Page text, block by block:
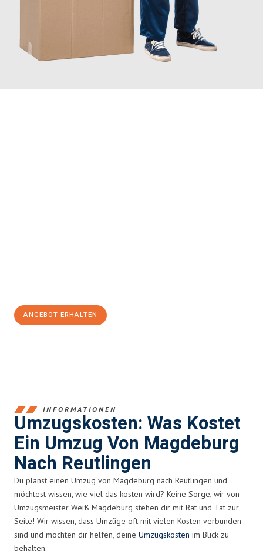
ANGEBOT ERHALTEN
INFORMATIONEN
Umzugskosten: Was Kostet
Ein Umzug Von Magdeburg
Nach Reutlingen
Du planst einen Umzug von Magdeburg nach Reutlingen und
möchtest wissen, wie viel das kosten wird? Keine Sorge, wir von
Umzugsmeister Weiß Magdeburg stehen dir mit Rat und Tat zur
Seite! Wir wissen, dass Umzüge oft mit vielen Kosten verbunden
sind und möchten dir helfen, deine Umzugskosten im Blick zu
behalten.